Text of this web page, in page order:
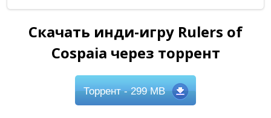
Скачать инди-игру Rulers of
Cospaia через торрент
Торрент- 299 MB